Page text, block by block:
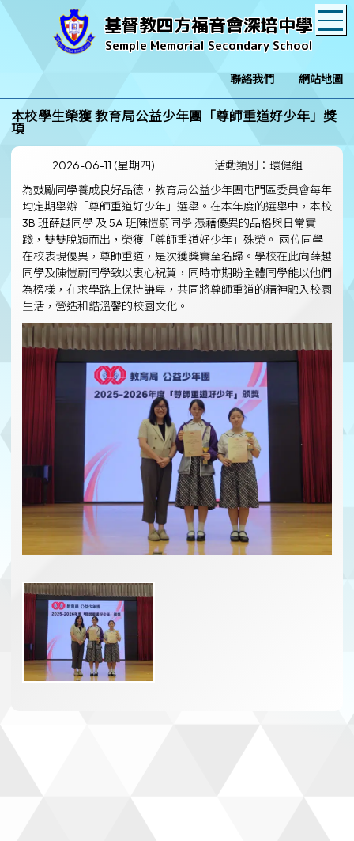
基督教四方福音會深培中學
Semple Memorial Secondary School
聯絡我們 網站地圖
本校學生榮獲 教育局公益少年團「尊師重道好少年」獎
項
2026-06-11 (星期四)
活動類別：環健組
為鼓勵同學養成良好品德，教育局公益少年團屯門區委員會每年
均定期舉辦「尊師重道好少年」選舉。在本年度的選舉中，本校
3B 班薛越同學 及 5A 班陳愷蔚同學 憑藉優異的品格與日常實
踐，雙雙脫穎而出，榮獲「尊師重道好少年」殊榮。 兩位同學
在校表現優異，尊師重道，是次獲獎實至名歸。學校在此向薛越
同學及陳愷蔚同學致以衷心祝賀，同時亦期盼全體同學能以他們
為榜樣，在求學路上保持謙卑，共同將尊師重道的精神融入校園
生活，營造和諧溫馨的校園文化。